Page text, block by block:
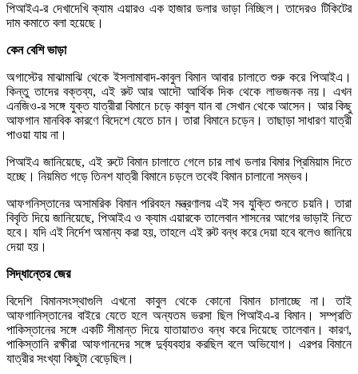
পিআইএ-র দেখাদেখি ক্যাম এয়ারও এক হাজার ডলার ভাড়া নিচ্ছিল। তাদেরও টিকিটের
দাম কমাতে বলা হয়েছে।
কেন বেশি ভাড়া
অগাস্টের মাঝামাঝি থেকে ইসলামাবাদ-কাবুল বিমান আবার চালাতে শুরু করে পিআইএ।
কিন্তু তাদের বক্তব্য, এই রুট আর আদৌ আর্থিক দিক থেকে লাভজনক নয়। এখন
এনজিও-র সঙ্গে যুক্ত যাত্রীরা বিমানে চড়ে কাবুল যান বা সেখান থেকে আসেন। আর কিছু
আফগান মানবিক কারণে বিদেশে যেতে চান। তারা বিমানে চড়েন। তাছাড়া সাধারণ যাত্রী
পাওয়া যায় না।
পিআইএ জানিয়েছে, এই রুটে বিমান চালাতে গেলে চার লাখ ডলার বিমার প্রিমিয়াম দিতে
হচ্ছে। নিয়মিত গড়ে তিনশ যাত্রী বিমানে চড়লে তবেই বিমান চালানো সম্ভব।
আফগনিস্তানের অসামরিক বিমান পরিবহন মন্ত্রণালয় এই সব যুক্তি শুনতে চয়নি। তারা
বিবৃতি দিয়ে জানিয়েছে, পিআইএ ও ক্যাম এয়ারকে তালেবান শাসনের আগের ভাড়াই নিতে
হবে। যদি এই নির্দেশ অমান্য করা হয়, তাহলে এই রুট বন্ধ করে দেয়া হবে বলেও জানিয়ে
দেয়া হয়।
সিদ্ধান্তের জের
বিদেশি বিমানসংস্থাগুলি এখনো কাবুল থেকে কোনো বিমান চালাচ্ছে না। তাই
আফগানিস্তানের বাইরে যেতে হলে অন্যতম ভরসা ছিল পিআইএ-র বিমান। সম্প্রতি
পাকিস্তানের সঙ্গে একটি সীমান্ত দিয়ে যাতায়াতও বন্ধ করে দিয়েছে তালেবান। কারণ,
পাকিস্তানি রক্ষীরা আফগানদের সঙ্গে দুর্ব্যবহার করছিল বলে অভিযোগ। এরপর বিমানে
যাত্রীর সংখ্যা কিছুটা বেড়েছিল।